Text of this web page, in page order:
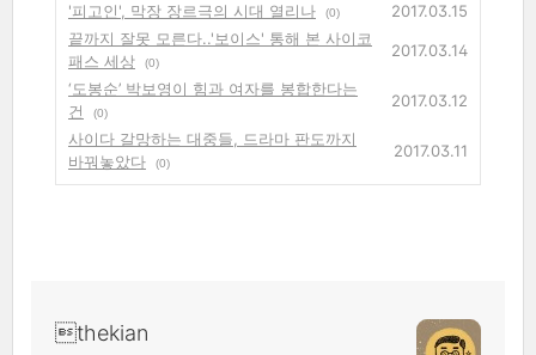
'피고인', 막장 장르극의 시대 열리나
(0)
2017.03.15
끝까지 잘못 모른다..'보이스' 통해 본 사이코
패스 세상
(0)
2017.03.14
‘도봉순’ 박보영이 힘과 여자를 봉합한다는
건
(0)
2017.03.12
사이다 갈망하는 대중들, 드라마 판도까지
바꿔놓았다
(0)
2017.03.11
thekian